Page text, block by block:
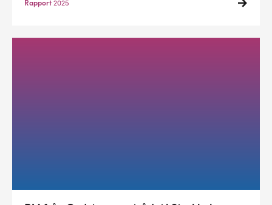
Rapport 2025